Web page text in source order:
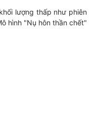
lượng thấp như phiên
hình "Nụ hôn thần chết"